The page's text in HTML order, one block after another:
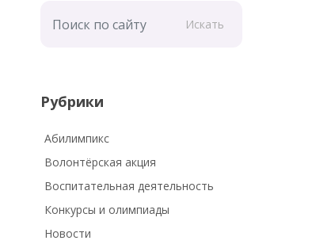
Искать
Рубрики
Абилимпикс
Волонтёрская акция
Воспитательная деятельность
Конкурсы и олимпиады
Новости